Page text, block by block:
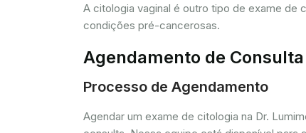
A citologia vaginal é outro tipo de exame de
condições pré-cancerosas.
Agendamento de
Processo de Agendamento
Agendar um exame de citologia na Dr.